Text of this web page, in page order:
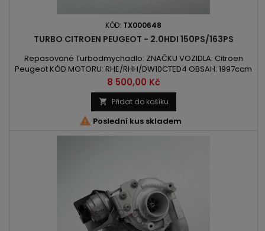
KÓD: TX000648
TURBO CITROEN PEUGEOT - 2.0HDI 150PS/163PS
Repasované Turbodmychadlo: ZNAČKU VOZIDLA: Citroen
Peugeot KÓD MOTORU: RHE/RHH/DW10CTED4 OBSAH: 1997ccm
2.0HDI VÝKON: 110kW/150PS / 120kW/163PS ROK VÝROBY: 2009 -
Cena
8 500,00 Kč
 Přidat do košíku
 Poslední kus skladem